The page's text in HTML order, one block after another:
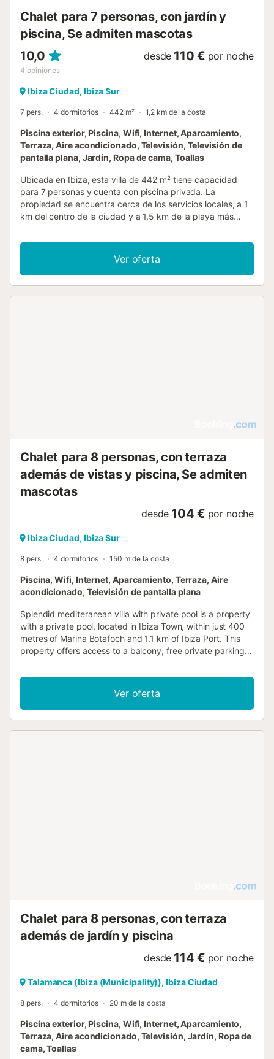
Chalet para 7 personas, con jardín y
piscina, Se admiten mascotas
10,0
4 opiniones
desde 110 € por noche
Ibiza Ciudad, Ibiza Sur
7 pers. 4 dormitorios 442 m² 1,2 km de la costa
Piscina exterior, Piscina, Wifi, Internet, Aparcamiento,
Terraza, Aire acondicionado, Televisión, Televisión de
pantalla plana, Jardín, Ropa de cama, Toallas
Ubicada en Ibiza, esta villa de 442 m² tiene capacidad
para 7 personas y cuenta con piscina privada. La
propiedad se encuentra cerca de los servicios locales, a 1
km del centro de la ciudad y a 1,5 km de la playa más
dormitorios, equipados con una cama king-size, una cama
super-king-size y camas individuales. Dispone de 3 baños
y una zona de estar con chimenea, mientras que la cocina
incluye horno, lavavajillas, microondas y cafetera. Los
puede visitar el Mercat Nou o el Parque de S'Illa, ambos a
Ver oferta
Chalet para 8 personas, con terraza
además de vistas y piscina, Se admiten
mascotas
desde 104 € por noche
Ibiza Ciudad, Ibiza Sur
8 pers. 4 dormitorios 150 m de la costa
Piscina, Wifi, Internet, Aparcamiento, Terraza, Aire
acondicionado, Televisión de pantalla plana
Splendid mediteranean villa with private pool is a property
with a private pool, located in Ibiza Town, within just 400
metres of Marina Botafoch and 1.1 km of Ibiza Port. This
property offers access to a balcony, free private parking
Ver oferta
Chalet para 8 personas, con terraza
además de jardín y piscina
desde 114 € por noche
Talamanca (Ibiza (Municipality)), Ibiza Ciudad
8 pers. 4 dormitorios 20 m de la costa
Piscina exterior, Piscina, Wifi, Internet, Aparcamiento,
Terraza, Aire acondicionado, Televisión, Jardín, Ropa de
cama, Toallas